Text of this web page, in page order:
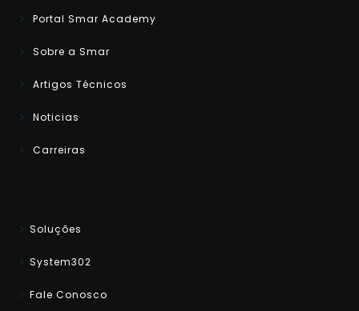
Portal Smar Academy
Sobre a Smar
Artigos Técnicos
Noticias
Carreiras
Soluções
System302
Fale Conosco